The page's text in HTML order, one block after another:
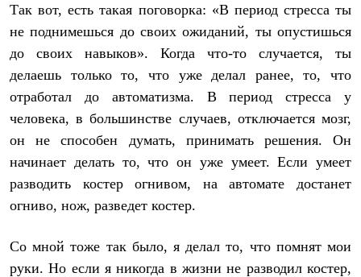
Так вот, есть такая поговорка: «В период стресса ты
не поднимешься до своих ожиданий, ты опустишься
до своих навыков». Когда что-то случается, ты
делаешь только то, что уже делал ранее, то, что
отработал до автоматизма. В период стресса у
человека, в большинстве случаев, отключается мозг,
он не способен думать, принимать решения. Он
начинает делать то, что он уже умеет. Если умеет
разводить костер огнивом, на автомате достанет
огниво, нож, разведет костер.
Со мной тоже так было, я делал то, что помнят мои
руки. Но если я никогда в жизни не разводил костер,